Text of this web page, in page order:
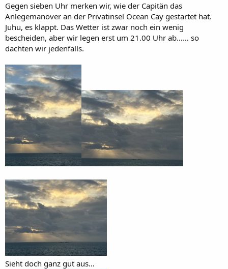
Gegen sieben Uhr merken wir, wie der Capitän das
Anlegemanöver an der Privatinsel Ocean Cay gestartet hat.
Juhu, es klappt. Das Wetter ist zwar noch ein wenig
bescheiden, aber wir legen erst um 21.00 Uhr ab…… so
dachten wir jedenfalls.
Sieht doch ganz gut aus…